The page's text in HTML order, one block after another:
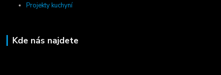
Projekty kuchyní
Kde nás najdete